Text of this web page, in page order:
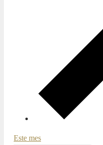
Este mes